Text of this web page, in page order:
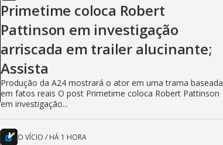
Primetime coloca Robert
Pattinson em investigação
arriscada em trailer alucinante;
Assista
Produção da A24 mostrará o ator em uma trama baseada
em fatos reais O post Primetime coloca Robert Pattinson
em investigação...
O VÍCIO / HÁ 1 HORA